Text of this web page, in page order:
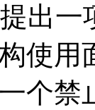
出
使用
个禁